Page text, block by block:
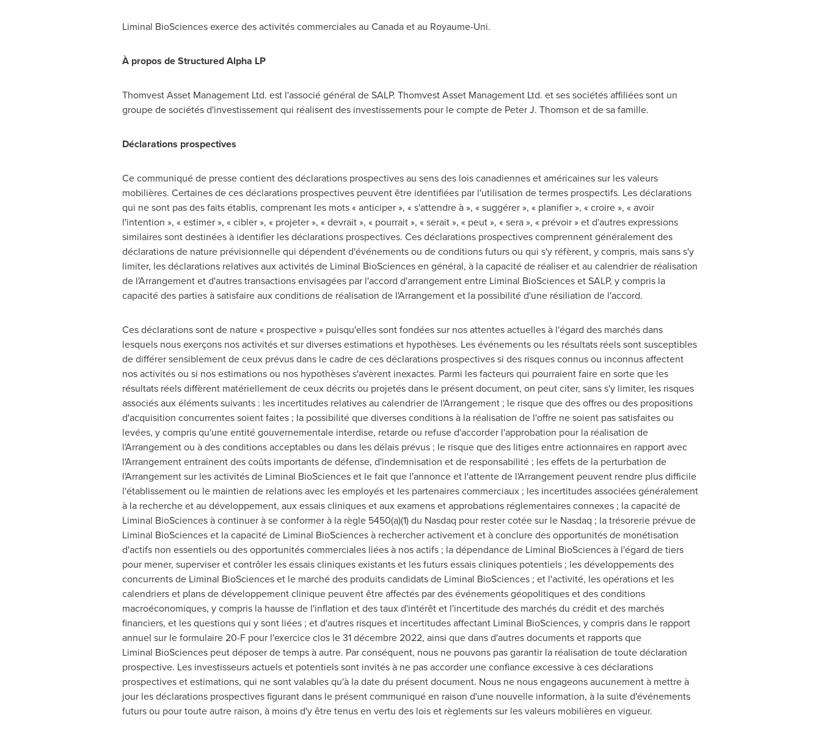
Liminal BioSciences exerce des activités commerciales au Canadaet au Royaume-Uni.
À propos de Structured Alpha LP
Thomvest Asset Management Ltd. est l'associé général de SALP. Thomvest Asset Management Ltd. et ses sociétés affiliées sont un
groupe de sociétés d'investissement qui réalisent des investissements pour le compte de Peter J. Thomson et de sa famille.
Déclarations prospectives
Ce communiqué de presse contient des déclarations prospectives au sens des lois canadiennes et américaines sur les valeurs
mobilières. Certaines de ces déclarations prospectives peuvent être identifiées par l'utilisation de termes prospectifs. Les déclarations
qui ne sont pas des faits établis, comprenant les mots « anticiper », « s'attendre à », « suggérer », « planifier », « croire », « avoir
l'intention », « estimer », « cibler », « projeter », « devrait », « pourrait », « serait », « peut », « sera », « prévoir » et d'autres expressions
similaires sont destinées à identifier les déclarations prospectives. Ces déclarations prospectives comprennent généralement des
déclarations de nature prévisionnelle qui dépendent d'événements ou de conditions futurs ou qui s'y réfèrent, y compris, mais sans s'y
limiter, les déclarations relatives aux activités de Liminal BioSciences en général, à la capacité de réaliser et au calendrier de réalisation
de l'Arrangement et d'autres transactions envisagées par l'accord d'arrangement entre Liminal BioSciences et SALP, y compris la
capacité des parties à satisfaire aux conditions de réalisation de l'Arrangement et la possibilité d'une résiliation de l'accord.
Ces déclarations sont de nature « prospective » puisqu'elles sont fondées sur nos attentes actuelles à l'égard des marchés dans
lesquels nous exerçons nos activités et sur diverses estimations et hypothèses. Les événements ou les résultats réels sont susceptibles
de différer sensiblement de ceux prévus dans le cadre de ces déclarations prospectives si des risques connus ou inconnus affectent
nos activités ou si nos estimations ou nos hypothèses s'avèrent inexactes. Parmi les facteurs qui pourraient faire en sorte que les
résultats réels diffèrent matériellement de ceux décrits ou projetés dans le présent document, on peut citer, sans s'y limiter, les risques
associés aux éléments suivants : les incertitudes relatives au calendrier de l'Arrangement ; le risque que des offres ou des propositions
d'acquisition concurrentes soient faites ; la possibilité que diverses conditions à la réalisation de l'offre ne soient pas satisfaites ou
levées, y compris qu'une entité gouvernementale interdise, retarde ou refuse d'accorder l'approbation pour la réalisation de
l'Arrangement ou à des conditions acceptables ou dans les délais prévus ; le risque que des litiges entre actionnaires en rapport avec
l'Arrangement entraînent des coûts importants de défense, d'indemnisation et de responsabilité ; les effets de la perturbation de
l'Arrangement sur les activités de Liminal BioSciences et le fait que l'annonce et l'attente de l'Arrangement peuvent rendre plus difficile
l'établissement ou le maintien de relations avec les employés et les partenaires commerciaux ; les incertitudes associées généralement
à la recherche et au développement, aux essais cliniques et aux examens et approbations réglementaires connexes ; la capacité de
Liminal BioSciences à continuer à se conformer à la règle 5450(a)(1) du Nasdaq pour rester cotée sur le Nasdaq ; la trésorerie prévue de
Liminal BioSciences et la capacité de Liminal BioSciences à rechercher activement et à conclure des opportunités de monétisation
d'actifs non essentiels ou des opportunités commerciales liées à nos actifs ; la dépendance de Liminal BioSciences à l'égard de tiers
pour mener, superviser et contrôler les essais cliniques existants et les futurs essais cliniques potentiels ; les développements des
concurrents de Liminal BioSciences et le marché des produits candidats de Liminal BioSciences ; et l'activité, les opérations et les
calendriers et plans de développement clinique peuvent être affectés par des événements géopolitiques et des conditions
macroéconomiques, y compris la hausse de l'inflation et des taux d'intérêt et l'incertitude des marchés du crédit et des marchés
financiers, et les questions qui y sont liées ; et d'autres risques et incertitudes affectant Liminal BioSciences, y compris dans le rapport
annuel sur le formulaire 20-F pour l'exercice clos le 31 décembre 2022, ainsi que dans d'autres documents et rapports que
Liminal BioSciences peut déposer de temps à autre. Par conséquent, nous ne pouvons pas garantir la réalisation de toute déclaration
prospective. Les investisseurs actuels et potentiels sont invités à ne pas accorder une confiance excessive à ces déclarations
prospectives et estimations, qui ne sont valables qu'à la date du présent document. Nous ne nous engageons aucunement à mettre à
jour les déclarations prospectives figurant dans le présent communiqué en raison d'une nouvelle information, à la suite d'événements
futurs ou pour toute autre raison, à moins d'y être tenus en vertu des lois et règlements sur les valeurs mobilières en vigueur.